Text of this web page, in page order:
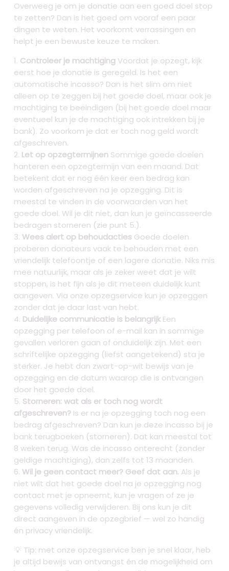
Overweeg je om je donatie aan een goed doel stop
te zetten? Dan is het goed om vooraf een paar
dingen te weten. Het voorkomt verrassingen en
helpt je een bewuste keuze te maken.
Controleer je machtiging Voordat je opzegt, kijk
eerst hoe je donatie is geregeld. Is het een
automatische incasso? Dan is het slim om niet
alleen op te zeggen bij het goede doel, maar ook je
machtiging te beëindigen (bij het goede doel maar
eventueel kun je de machtiging ook intrekken bij je
bank). Zo voorkom je dat er toch nog geld wordt
afgeschreven.
Let op opzegtermijnen Sommige goede doelen
hanteren een opzegtermijn van een maand. Dat
betekent dat er nog één keer een bedrag kan
worden afgeschreven na je opzegging. Dit is
meestal te vinden in de voorwaarden van het
goede doel. Wil je dit niet, dan kun je geïncasseerde
bedragen storneren (zie punt 5.).
Wees alert op behoudacties Goede doelen
proberen donateurs vaak te behouden met een
vriendelijk telefoontje of een lagere donatie. Niks mis
mee natuurlijk, maar als je zeker weet dat je wilt
stoppen, is het fijn als je dit meteen duidelijk kunt
aangeven. Via onze opzegservice kun je opzeggen
zonder dat je daar last van hebt.
Duidelijke communicatie is belangrijkEen
opzegging per telefoon of e-mail kan in sommige
gevallen verloren gaan of onduidelijk zijn. Met een
schriftelijke opzegging (liefst aangetekend) sta je
sterker. Je hebt dan zwart-op-wit bewijs van je
opzegging en de datum waarop die is ontvangen
door het goede doel.
Storneren: wat als er toch nog wordt
afgeschreven? Is er na je opzegging toch nog een
bedrag afgeschreven? Dan kun je deze incasso bij je
bank terugboeken (storneren). Dat kan meestal tot
8 weken terug. Was de incasso onterecht (zonder
geldige machtiging), dan zelfs tot 13 maanden.
Wil je geen contact meer? Geef dat aan. Als je
niet wilt dat het goede doel na je opzegging nog
contact met je opneemt, kun je vragen of ze je
gegevens volledig verwijderen. Bij ons kun je dit
direct aangeven in de opzegbrief — wel zo handig
én privacy vriendelijk.
💡 Tip: met onze opzegservice ben je snel klaar, heb
je altijd bewijs van ontvangst én de mogelijkheid om